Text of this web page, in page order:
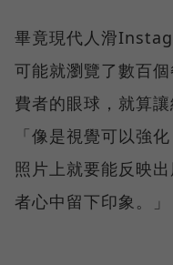
畢竟現代人滑
可能就瀏覽了數百
費者的眼球，就算
「像是視覺可以強
照片上就要能反映
者心中留下印象。」